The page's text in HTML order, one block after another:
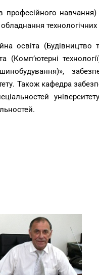
професійного
технологічних
освіта (Будівництво
Також кафедра